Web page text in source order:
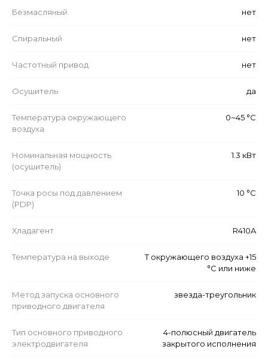
Безмасляный нет
Спиральный нет
Частотный привод нет
Осушитель да
Температура окружающего
воздуха
0~45 °C
Номинальная мощность
(осушитель)
1.3 кВт
Точка росы под давлением
(PDP)
10 °C
Хладагент R410A
Температура на выходе
Т окружающего воздуха +15
°C или ниже
Метод запуска основного
приводного двигателя
звезда-треугольник
Тип основного приводного
электродвигателя
4-полюсный двигатель
закрытого исполнения